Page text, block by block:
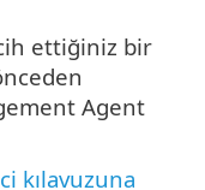
ettiğiniz bir
Agent
kılavuzuna